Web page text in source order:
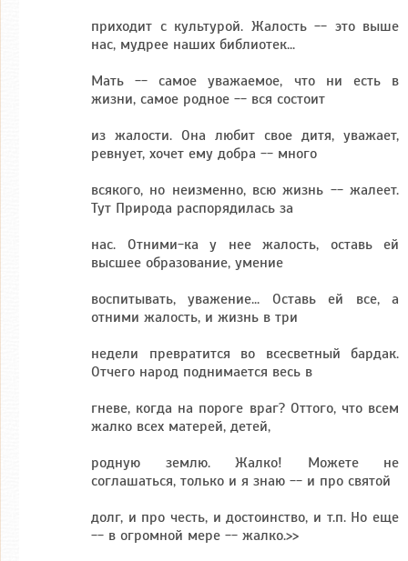
приходит с культу­рой. Жалость -- это выше
нас, мудрее наших библиотек...
Мать -- самое уважаемое, что ни есть в
жизни, самое род­ное -- вся состоит
из жалости. Она любит свое дитя, уважа­ет,
ревнует, хочет ему добра -- много
всякого, но неизмен­но, всю жизнь -- жалеет.
Тут Природа распорядилась за
нас. Отними-ка у нее жалость, оставь ей
высшее образование, умение
воспитывать, уважение... Оставь ей все, а
отними жалость, и жизнь в три
недели превратится во всесветный бардак.
Отчего народ поднимается весь в
гневе, когда на по­роге враг? Оттого, что всем
жалко всех матерей, детей,
род­ную землю. Жалко! Можете не
соглашаться, только и я знаю -- и про святой
долг, и про честь, и достоинство, и т.п. Но еще
-- в огромной мере -- жалко.>>